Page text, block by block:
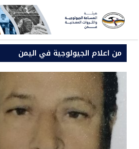
من اعلام الجيولوجية في اليمن